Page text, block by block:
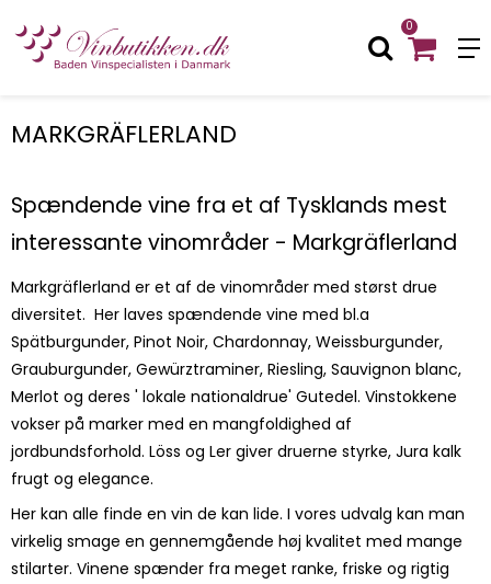
0
MARKGRÄFLERLAND
Spændende vine fra et af Tysklands mest
interessante vinområder - Markgräflerland
Markgräflerland er et af de vinområder med størst drue
diversitet. Her laves spændende vine med bl.a
Spätburgunder, Pinot Noir, Chardonnay, Weissburgunder,
Grauburgunder, Gewürztraminer, Riesling, Sauvignon blanc,
Merlot og deres ' lokale nationaldrue' Gutedel. Vinstokkene
vokser på marker med en mangfoldighed af
jordbundsforhold. Löss og Ler giver druerne styrke, Jura kalk
frugt og elegance.
Her kan alle finde en vin de kan lide. I vores udvalg kan man
virkelig smage en gennemgående høj kvalitet med mange
stilarter. Vinene spænder fra meget ranke, friske og rigtig